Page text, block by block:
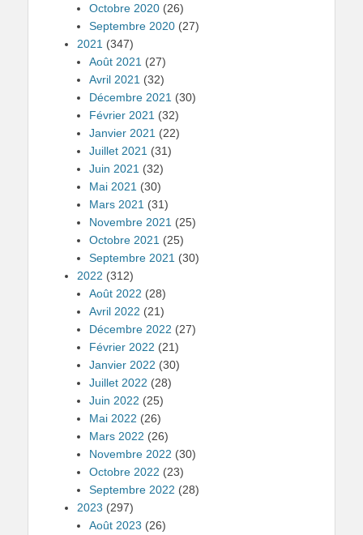
Octobre 2020 (26)
Septembre 2020 (27)
2021 (347)
Août 2021 (27)
Avril 2021 (32)
Décembre 2021 (30)
Février 2021 (32)
Janvier 2021 (22)
Juillet 2021 (31)
Juin 2021 (32)
Mai 2021 (30)
Mars 2021 (31)
Novembre 2021 (25)
Octobre 2021 (25)
Septembre 2021 (30)
2022 (312)
Août 2022 (28)
Avril 2022 (21)
Décembre 2022 (27)
Février 2022 (21)
Janvier 2022 (30)
Juillet 2022 (28)
Juin 2022 (25)
Mai 2022 (26)
Mars 2022 (26)
Novembre 2022 (30)
Octobre 2022 (23)
Septembre 2022 (28)
2023 (297)
Août 2023 (26)